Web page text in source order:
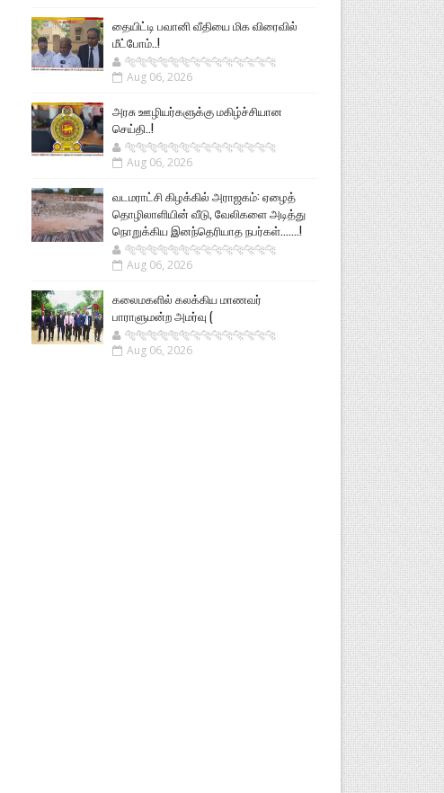
தையிட்டி பவானி வீதியை மிக விரைவில்
மீட்போம்..!
🐅🐅🐅🐅🐅🐅🐆🐆🐆🐆🐆🐆🐆🐆
Aug 06, 2026
அரசு ஊழியர்களுக்கு மகிழ்ச்சியான
செய்தி..!
🐅🐅🐅🐅🐅🐅🐆🐆🐆🐆🐆🐆🐆🐆
Aug 06, 2026
வடமராட்சி கிழக்கில் அராஜகம்: ஏழைத்
தொழிலாளியின் வீடு, வேலிகளை அடித்து
நொறுக்கிய இனந்தெரியாத நபர்கள்.......!
🐅🐅🐅🐅🐅🐅🐆🐆🐆🐆🐆🐆🐆🐆
Aug 06, 2026
கலைமகளில் கலக்கிய மாணவர்
பாராளுமன்ற அமர்வு (
🐅🐅🐅🐅🐅🐅🐆🐆🐆🐆🐆🐆🐆🐆
Aug 06, 2026